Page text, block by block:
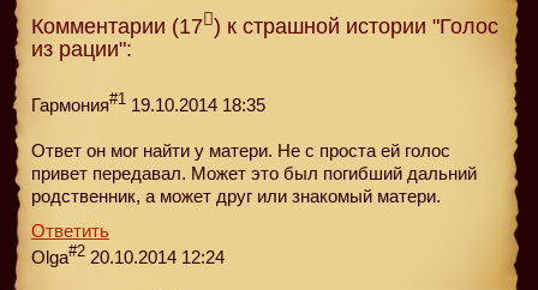
Комментарии (17 ) к страшной истории "Голос
из рации":
Гармония#1 19.10.2014 18:35
Ответ он мог найти у матери. Не с проста ей голос
привет передавал. Может это был погибший дальний
родственник, а может друг или знакомый матери.
Ответить
Olga#2 20.10.2014 12:24